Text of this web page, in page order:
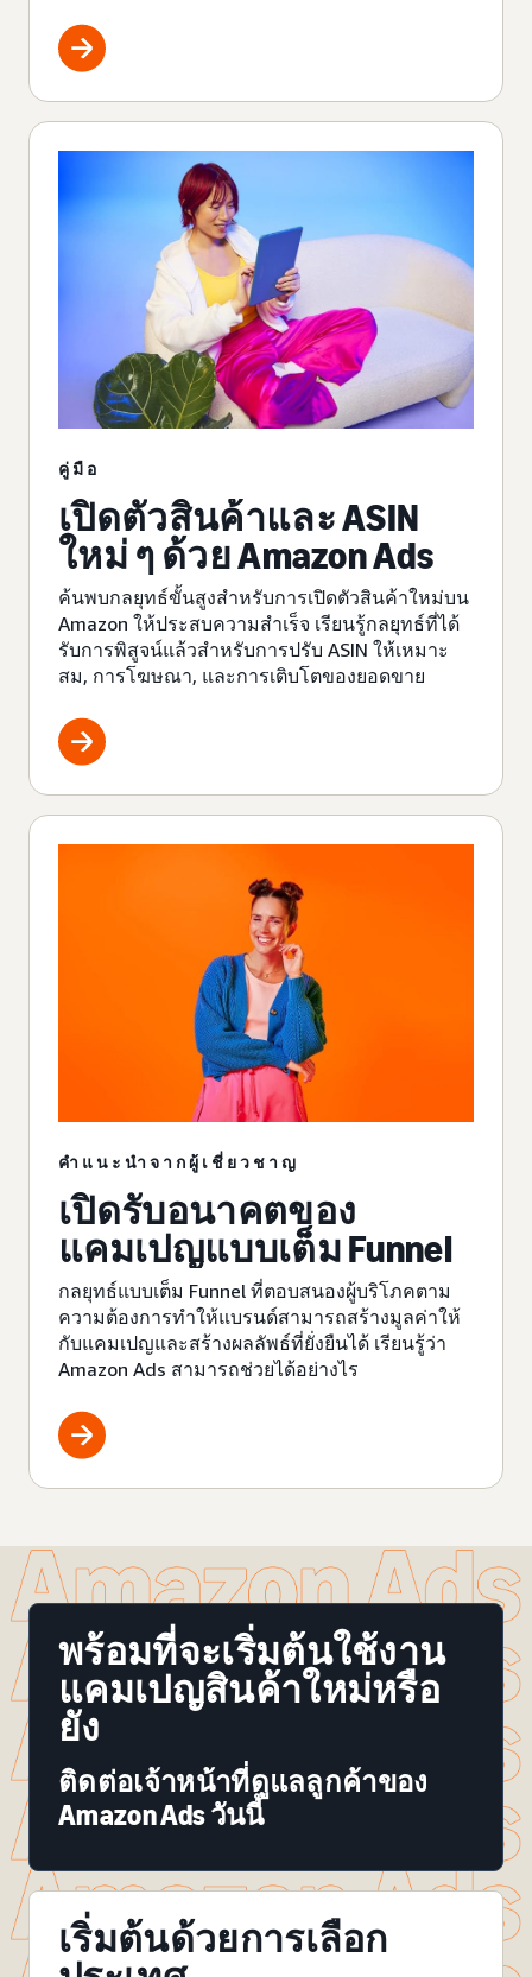
คู่มือ
เปิดตัวสินค้าและ ASIN
ใหม่ ๆ ด้วย Amazon Ads
ค้นพบกลยุทธ์ขั้นสูงสำหรับการเปิดตัวสินค้าใหม่บน
Amazon ให้ประสบความสำเร็จ เรียนรู้กลยุทธ์ที่ได้
รับการพิสูจน์แล้วสำหรับการปรับ ASIN ให้เหมาะ
สม, การโฆษณา, และการเติบโตของยอดขาย
คำแนะนำจากผู้เชี่ยวชาญ
เปิดรับอนาคตของ
แคมเปญแบบเต็ม Funnel
กลยุทธ์แบบเต็ม Funnel ที่ตอบสนองผู้บริโภคตาม
ความต้องการทำให้แบรนด์สามารถสร้างมูลค่าให้
กับแคมเปญและสร้างผลลัพธ์ที่ยั่งยืนได้ เรียนรู้ว่า
Amazon Ads สามารถช่วยได้อย่างไร
พร้อมที่จะเริ่มต้นใช้งาน
แคมเปญสินค้าใหม่หรือ
ยัง
ติดต่อเจ้าหน้าที่ดูแลลูกค้าของ
Amazon Ads วันนี้
เริ่มต้นด้วยการเลือก